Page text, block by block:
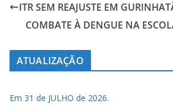
ITR SEM REAJUSTE EM
COMBATE À DENGUE NA
ATUALIZAÇÃO
Em 31 de JULHO de 2026.